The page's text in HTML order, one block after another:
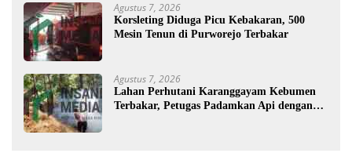
Agustus 7, 2026
Korsleting Diduga Picu Kebakaran, 500
Mesin Tenun di Purworejo Terbakar
Agustus 7, 2026
Lahan Perhutani Karanggayam Kebumen
Terbakar, Petugas Padamkan Api dengan